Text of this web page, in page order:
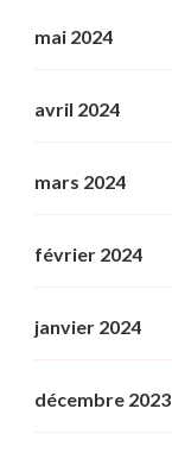
mai 2024
avril 2024
mars 2024
février 2024
janvier 2024
décembre 2023